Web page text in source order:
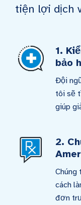
tiện lợi dịch
1.
bảo
Đội
tôi sẽ
giúp
2.
Chúng
cách
đơn